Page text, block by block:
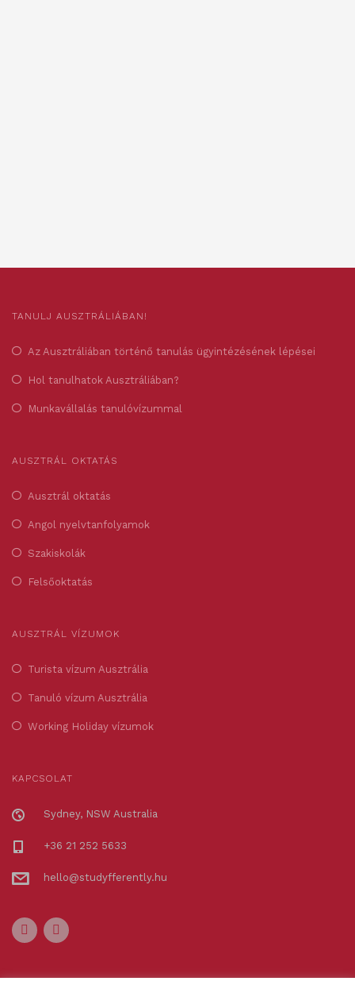
TANULJ AUSZTRÁLIÁBAN!
Az Ausztráliában történő tanulás ügyintézésének lépései
Hol tanulhatok Ausztráliában?
Munkavállalás tanulóvízummal
AUSZTRÁL OKTATÁS
Ausztrál oktatás
Angol nyelvtanfolyamok
Szakiskolák
Felsőoktatás
AUSZTRÁL VÍZUMOK
Turista vízum Ausztrália
Tanuló vízum Ausztrália
Working Holiday vízumok
KAPCSOLAT
Sydney, NSW Australia
+36 21 252 5633
hello@studyfferently.hu